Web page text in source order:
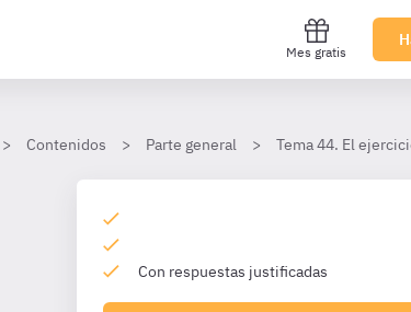
Mes gratis
Contenidos Parte general Tema 44. El
Con respuestas justificadas